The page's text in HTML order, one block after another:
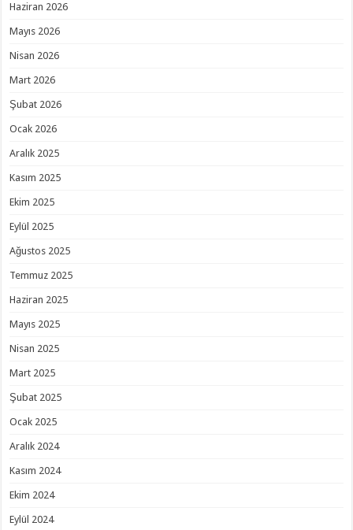
Haziran 2026
Mayıs 2026
Nisan 2026
Mart 2026
Şubat 2026
Ocak 2026
Aralık 2025
Kasım 2025
Ekim 2025
Eylül 2025
Ağustos 2025
Temmuz 2025
Haziran 2025
Mayıs 2025
Nisan 2025
Mart 2025
Şubat 2025
Ocak 2025
Aralık 2024
Kasım 2024
Ekim 2024
Eylül 2024